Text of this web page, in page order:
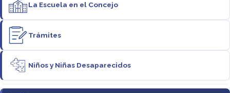
La Escuela en el Concejo
Trámites
Niños y Niñas Desaparecidos